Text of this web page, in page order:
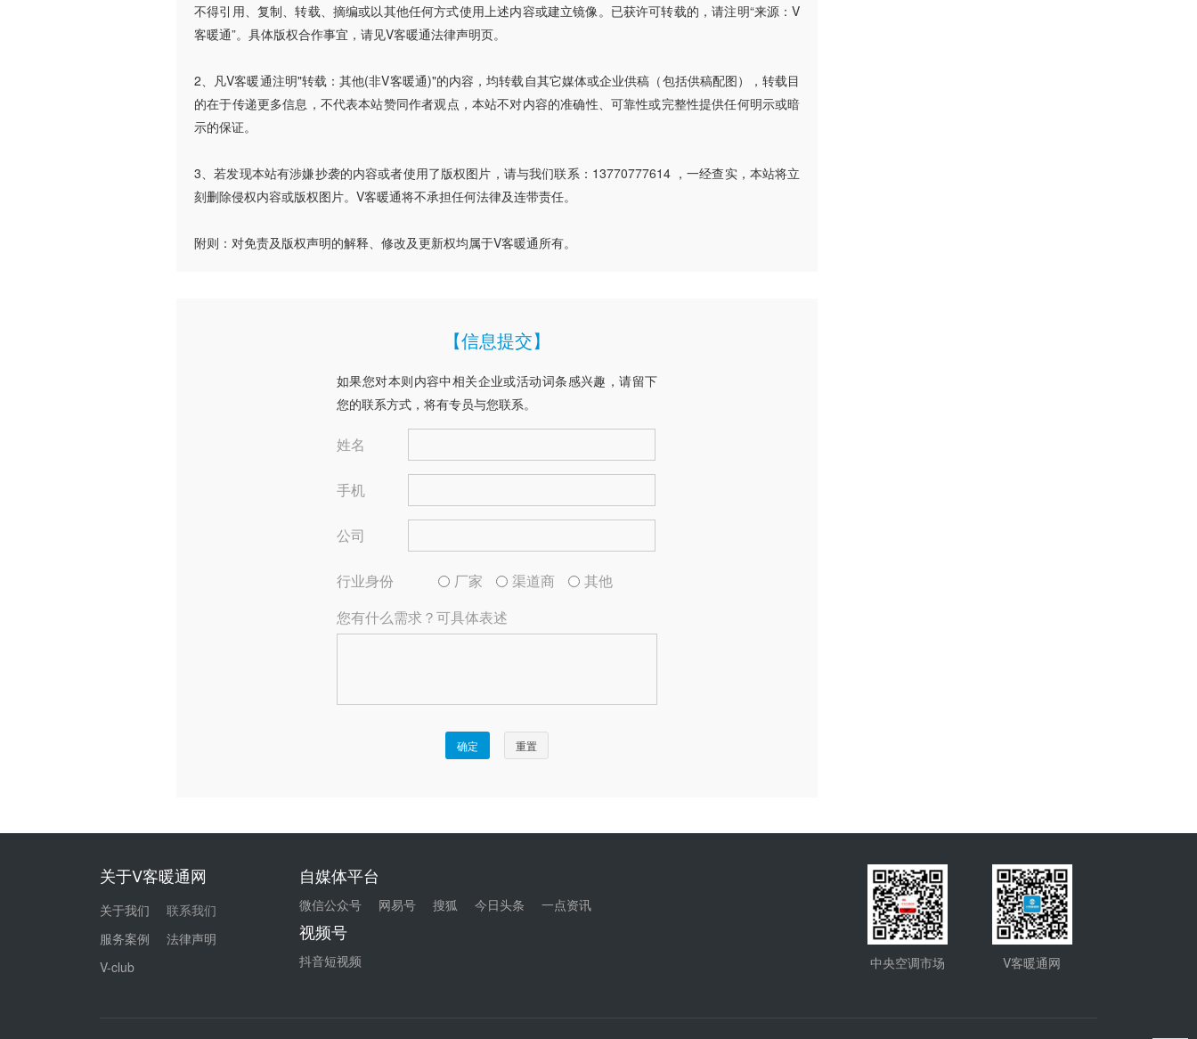
不得引用、复制、转载、摘编或以其他任何方式使用上述内容或建立镜像。已获许可转载的，请注明“来源：V
客暖通”。具体版权合作事宜，请见V客暖通法律声明页。
2、凡V客暖通注明"转载：其他(非V客暖通)"的内容，均转载自其它媒体或企业供稿（包括供稿配图），转载目
的在于传递更多信息，不代表本站赞同作者观点，本站不对内容的准确性、可靠性或完整性提供任何明示或暗
示的保证。
3、若发现本站有涉嫌抄袭的内容或者使用了版权图片，请与我们联系：13770777614 ，一经查实，本站将立
刻删除侵权内容或版权图片。V客暖通将不承担任何法律及连带责任。
附则：对免责及版权声明的解释、修改及更新权均属于V客暖通所有。
关于V客暖通网
关于我们
联系我们
服务案例
法律声明
V-club
自媒体平台
微信公众号 网易号 搜狐 今日头条 一点资讯
视频号
抖音短视频 中央空调市场 V客暖通网